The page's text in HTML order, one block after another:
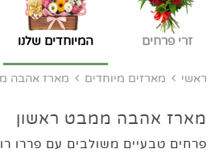
זרי פרחים המיוחדים שלנו
ראשי מארזים מיוחדים מארז אהבה
מארז אהבה ממבט ראשון
פרחים טבעיים משולבים עם פררו